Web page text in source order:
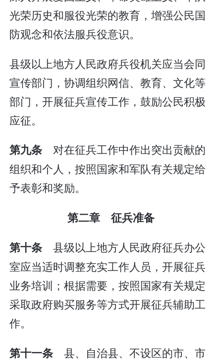
光荣历史和服役光荣的教育，增强公民国
防观念和依法服兵役意识。
县级以上地方人民政府兵役机关应当会同
宣传部门，协调组织网信、教育、文化等
部门，开展征兵宣传工作，鼓励公民积极
应征。
第九条 对在征兵工作中作出突出贡献的
组织和个人，按照国家和军队有关规定给
予表彰和奖励。
第二章 征兵准备
第十条 县级以上地方人民政府征兵办公
室应当适时调整充实工作人员，开展征兵
业务培训；根据需要，按照国家有关规定
采取政府购买服务等方式开展征兵辅助工
作。
第十一条 县、自治县、不设区的市、市